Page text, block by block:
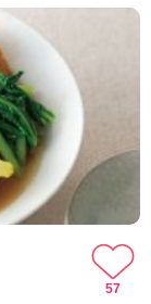
57